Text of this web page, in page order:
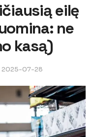
eilę
ne
kasą)
2025-07-28